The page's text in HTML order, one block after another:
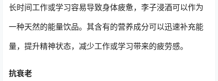
长时间工作或学习容易导致身体疲惫，李子浸酒可以作为
一种天然的能量饮品。其含有的营养成分可以迅速补充能
量，提升精神状态，减少工作或学习带来的疲劳感。
抗衰老